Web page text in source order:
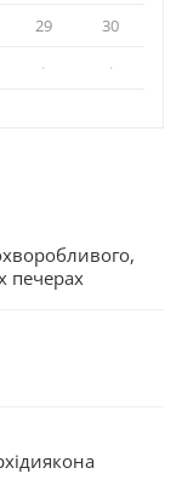
29
30
· ·
печерах